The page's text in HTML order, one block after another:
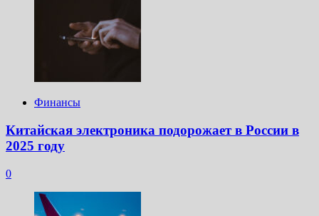
Финансы
Китайская электроника подорожает в России в
2025 году
0